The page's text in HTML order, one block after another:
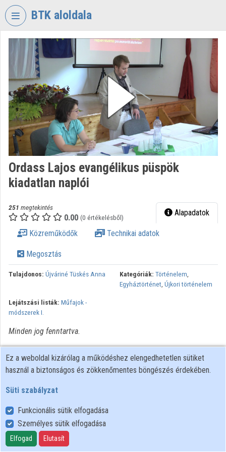
Fejléc kihagyása
BTK aloldala
VIDEO TORIUM
BÖLCSÉSZETTUDOMÁNYI
KUTATÓKÖZPONT
Intézményi kezdőlap
Bejelentkezés
Intézményi felfedezés
Kategóriák
Intézmények
Közreműködők
Ordass Lajos evangélikus püspök
kiadatlan naplói
251 megtekintés
0.00 (0 értékelésből) Alapadatok
Közreműködők Technikai adatok
Megosztás
Tulajdonos: Újváriné Tüskés Anna Kategóriák: Történelem,
Egyháztörténet, Újkori történelem
Lejátszási listák: Műfajok -
módszerek I.
Minden jog fenntartva.
Felhasználói szabályzat
Adatkezelési tájékoztató
Süti szabályzat
Ez a weboldal kizárólag a működéshez elengedhetetlen sütiket
használ a biztonságos és zökkenőmentes böngészés érdekében.
Süti szabályzat
Funkcionális sütik elfogadása
Személyes sütik elfogadása
Elfogad Elutasít